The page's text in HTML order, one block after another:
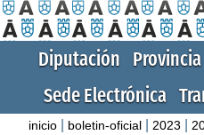
Diputación Provincia
Sede Electrónica
inicio boletin-oficial 2023